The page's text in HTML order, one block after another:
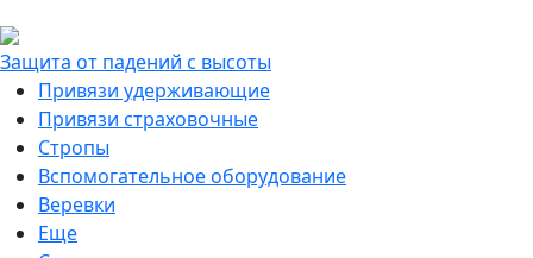
Защита от падений с высоты
Привязи удерживающие
Привязи страховочные
Стропы
Вспомогательное оборудование
Веревки
Еще